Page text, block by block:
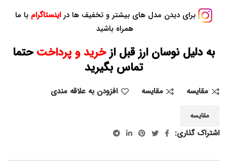
برای دیدن مدل های بیشتر و تخفیف ها دراینستاگرام با ما
همراه باشید
به دلیل نوسان ارز قبل ازخرید و پرداختحتما
تماس بگیرید
مقايسه مقایسه افزودن به علاقه مندی
مقایسه
اشتراک گذاری: